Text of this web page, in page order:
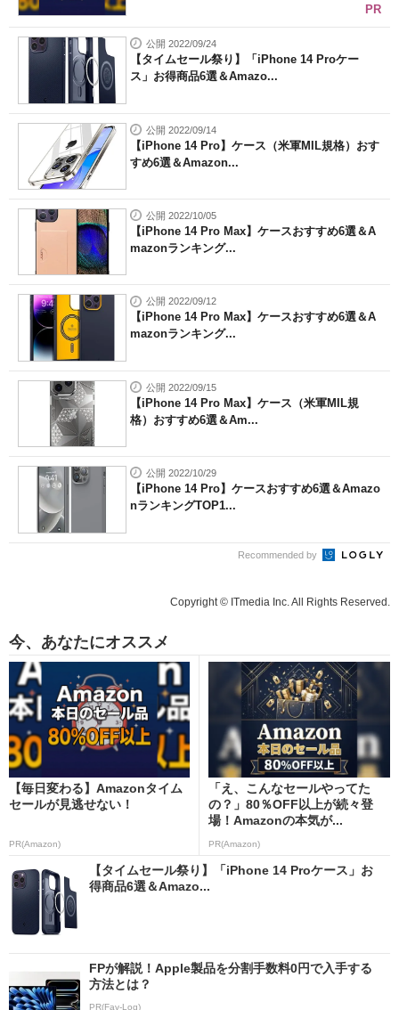
PR
公開 2022/09/24
【タイムセール祭り】「iPhone 14 Proケー
ス」お得商品6選＆Amazo...
公開 2022/09/14
【iPhone 14 Pro】ケース（米軍MIL規格）おす
すめ6選＆Amazon...
公開 2022/10/05
【iPhone 14 Pro Max】ケースおすすめ6選＆A
mazonランキング...
公開 2022/09/12
【iPhone 14 Pro Max】ケースおすすめ6選＆A
mazonランキング...
公開 2022/09/15
【iPhone 14 Pro Max】ケース（米軍MIL規
格）おすすめ6選＆Am...
公開 2022/10/29
【iPhone 14 Pro】ケースおすすめ6選＆Amazo
nランキングTOP1...
Recommended by
Copyright © ITmedia Inc. All Rights Reserved.
今、あなたにオススメ
【毎日変わる】Amazonタイム
セールが見逃せない！
PR(Amazon)
「え、こんなセールやってた
の？」80％OFF以上が続々登
場！Amazonの本気が...
PR(Amazon)
【タイムセール祭り】「iPhone 14 Proケース」お
得商品6選＆Amazo...
FPが解説！Apple製品を分割手数料0円で入手する
方法とは？
PR(Fav-Log)